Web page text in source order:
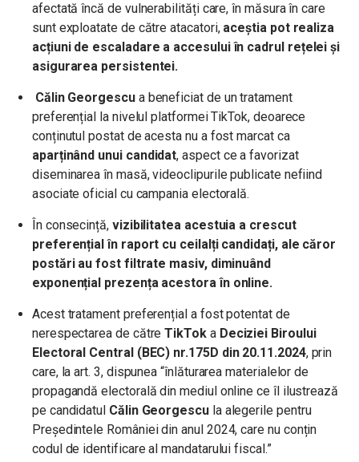
afectată încă de vulnerabilități care, în măsura în care
sunt exploatate de către atacatori, aceștia pot realiza
acțiuni de escaladare a accesului în cadrul rețelei și
asigurarea persistentei.
Călin Georgescua beneficiat de un tratament
preferențial la nivelul platformei TikTok, deoarece
conținutul postat de acesta nu a fost marcat ca
aparținând unui candidat, aspect ce a favorizat
diseminarea în masă, videoclipurile publicate nefiind
asociate oficial cu campania electorală.
În consecință, vizibilitatea acestuia a crescut
preferențial în raport cu ceilalți candidați, ale căror
postări au fost filtrate masiv, diminuând
exponențial prezența acestora în online.
Acest tratament preferențial a fost potentat de
nerespectarea de cătreTikToka Deciziei Biroului
Electoral Central (BEC) nr.175D din 20.11.2024, prin
care, la art. 3, dispunea “înlăturarea materialelor de
propagandă electorală din mediul online ce îl ilustrează
pe candidatul Călin Georgescula alegerile pentru
Președintele României din anul 2024, care nu conțin
codul de identificare al mandatarului fiscal.”